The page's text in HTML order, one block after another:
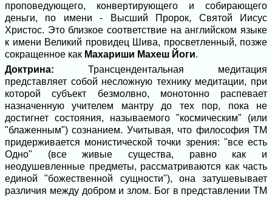
проповедующего, конвертирующего и собирающего
деньги, по имени - Высший Пророк, Святой Иисус
Христос. Это близкое соответствие на английском языке
к имени Великий провидец Шива, просветленный, позже
сокращенное как Махариши Махеш Йоги.
Доктрина: Трансцендентальная медитация
представляет собой несложную технику медитации, при
которой субъект безмолвно, монотонно распевает
назначенную учителем мантру до тех пор, пока не
достигнет состояния, называемого "космическим" (или
"блаженным") сознанием. Учитывая, что философия ТМ
придерживается монистической точки зрения: "все есть
Одно" (все живые существа, равно как и
неодушевленные предметы, рассматриваются как часть
единой "божественной сущности"), она затушевывает
различия между добром и злом. Бог в представлении ТМ